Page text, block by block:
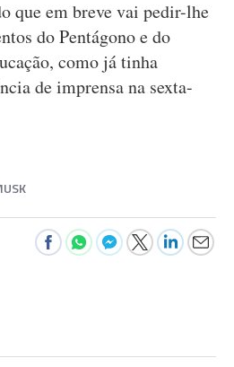
que em breve vai pedir-lhe
do Pentágono e do
como já tinha
de imprensa na sexta-